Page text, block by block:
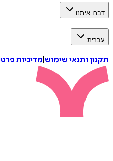
דברו איתנו
עברית
תקנון ותנאי שימוש מדיניות